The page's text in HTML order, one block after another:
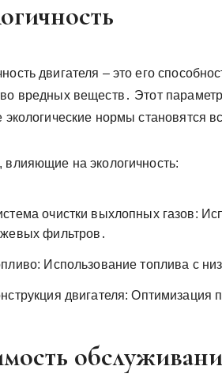
двигателя – это его
вредных веществ․ Этот
экологические нормы становятся
влияющие на экологичность:
очистки выхлопных газов:
фильтров․
Использование топлива с
двигателя: